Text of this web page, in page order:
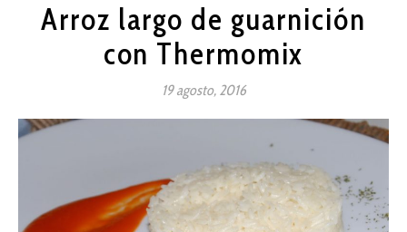
Arroz largo de guarnición
con Thermomix
19 agosto, 2016